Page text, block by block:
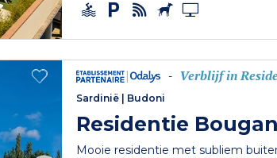
- Verblijf in
Sardinië Budoni
Residentie
Mooie residentie met subliem